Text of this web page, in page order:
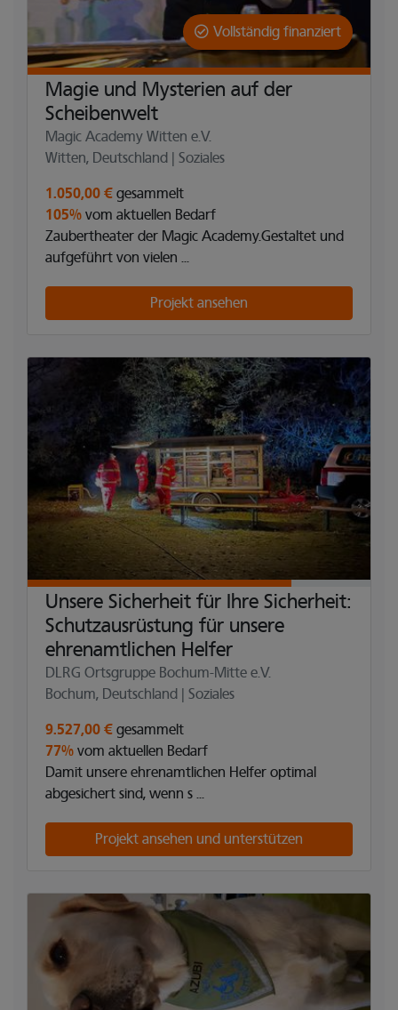
Vollständig finanziert
Magie und Mysterien auf der
Scheibenwelt
Magic Academy Witten e.V.
Witten, Deutschland | Soziales
1.050,00 € gesammelt
105% vom aktuellen Bedarf
Zaubertheater der Magic Academy.Gestaltet und
aufgeführt von vielen ...
Projekt ansehen
Unsere Sicherheit für Ihre Sicherheit:
Schutzausrüstung für unsere
ehrenamtlichen Helfer
DLRG Ortsgruppe Bochum-Mitte e.V.
Bochum, Deutschland | Soziales
9.527,00 € gesammelt
77% vom aktuellen Bedarf
Damit unsere ehrenamtlichen Helfer optimal
abgesichert sind, wenn s ...
Projekt ansehen und unterstützen